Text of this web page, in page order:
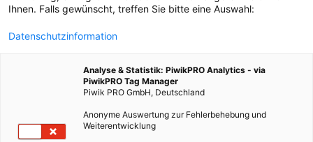
Klimawende: Diese neuen
Berufe gestalten künftig
Ihnen. Falls gewünscht, treffen Sie bitte eine Auswahl:
Datenschutzinformation
Analyse & Statistik: PiwikPRO Analytics - via
PiwikPRO Tag Manager
Piwik PRO GmbH, Deutschland
Anonyme Auswertung zur Fehlerbehebung und
Weiterentwicklung